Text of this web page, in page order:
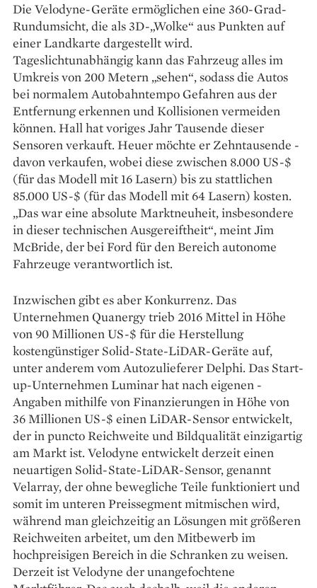
Die Velodyne-Geräte ­ermöglichen eine 360-Grad-
Rundumsicht, die als 3D-„Wolke“ aus Punkten auf
einer Landkarte dargestellt wird.
Tageslichtunabhängig kann das Fahrzeug alles im
Umkreis von 200 Metern ­„sehen“, sodass die Autos
bei normalem Autobahntempo Gefahren aus der
Entfernung erkennen und Kollisionen vermeiden
können. Hall hat voriges Jahr Tausende dieser
Sensoren verkauft. Heuer möchte er Zehntausende ­
davon verkaufen, wobei diese zwischen 8.000 US-$
(für das Modell mit 16 Lasern) bis zu stattlichen
85.000 US-$ (für das Modell mit 64 Lasern) kosten.
„Das war eine absolute Marktneuheit, insbesondere
in dieser technischen Ausgereiftheit“, meint Jim
McBride, der bei Ford für den Bereich autonome
Fahrzeuge verantwortlich ist.
Inzwischen gibt es aber Konkurrenz. Das
Unternehmen Quanergy trieb 2016 Mittel in Höhe
von 90 Millionen US-$ für die Herstellung
kostengünstiger Solid-State-LiDAR-Geräte auf,
unter anderem vom Autozulieferer Delphi. Das Start-
up-Unternehmen Luminar hat nach eigenen ­
Angaben mithilfe von Finanzierungen in Höhe von
36 Millionen US-$ einen LiDAR-­Sensor entwickelt,
der in puncto Reichweite und Bildqualität einzigartig
am Markt ist. Velodyne entwickelt derzeit einen
neuartigen Solid-State-­LiDAR-Sensor, genannt
Velarray, der ohne bewegliche Teile funktioniert und
somit im unteren Preissegment mitmischen wird,
während man gleichzeitig an Lösungen mit größeren
Reichweiten arbeitet, um den Mitbewerb im
hochpreisigen Bereich in die Schranken zu weisen.
Derzeit ist Velodyne der unangefochtene